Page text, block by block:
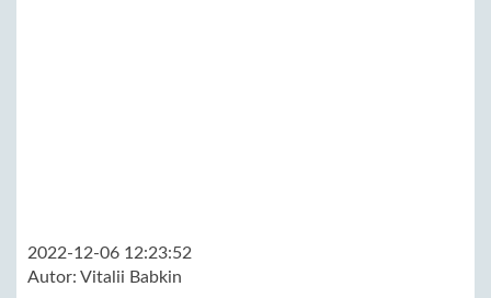
2022-12-06 12:23:52
Autor: Vitalii Babkin